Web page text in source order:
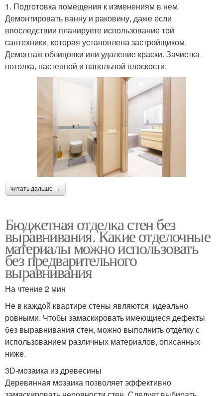
1. Подготовка помещения к изменениям в нем.
Демонтировать ванну и раковину, даже если
впоследствии планируете использование той
сантехники, которая установлена застройщиком.
Демонтаж облицовки или удаление краски. Зачистка
потолка, настенной и напольной плоскости.
читать дальше →
Бюджетная отделка стен без
выравнивания. Какие отделочные
материалы можно использовать
без предварительного
выравнивания
На чтение 2 мин
Не в каждой квартире стены являются идеально
ровными. Чтобы замаскировать имеющиеся дефекты
без выравнивания стен, можно выполнить отделку с
использованием различных материалов, описанных
ниже.
3D-мозаика из древесины
Деревянная мозаика позволяет эффективно